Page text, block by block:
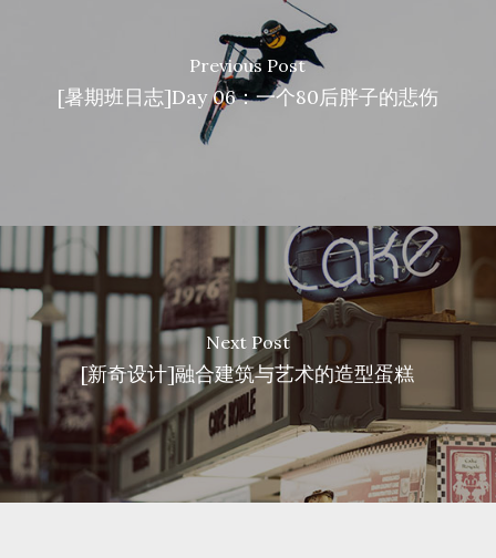
Previous Post
[暑期班日志]Day 06：一个80后胖子的悲伤
Next Post
[新奇设计]融合建筑与艺术的造型蛋糕